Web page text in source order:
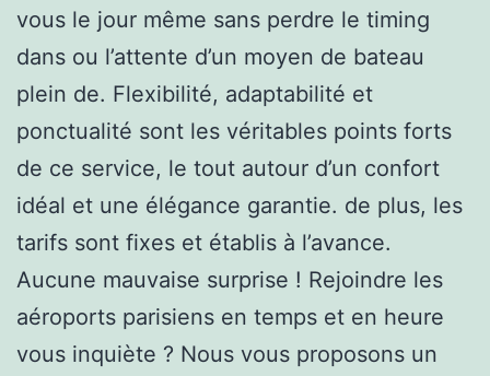
vous le jour même sans perdre le timing
dans ou l’attente d’un moyen de bateau
plein de. Flexibilité, adaptabilité et
ponctualité sont les véritables points forts
de ce service, le tout autour d’un confort
idéal et une élégance garantie. de plus, les
tarifs sont fixes et établis à l’avance.
Aucune mauvaise surprise ! Rejoindre les
aéroports parisiens en temps et en heure
vous inquiète ? Nous vous proposons un